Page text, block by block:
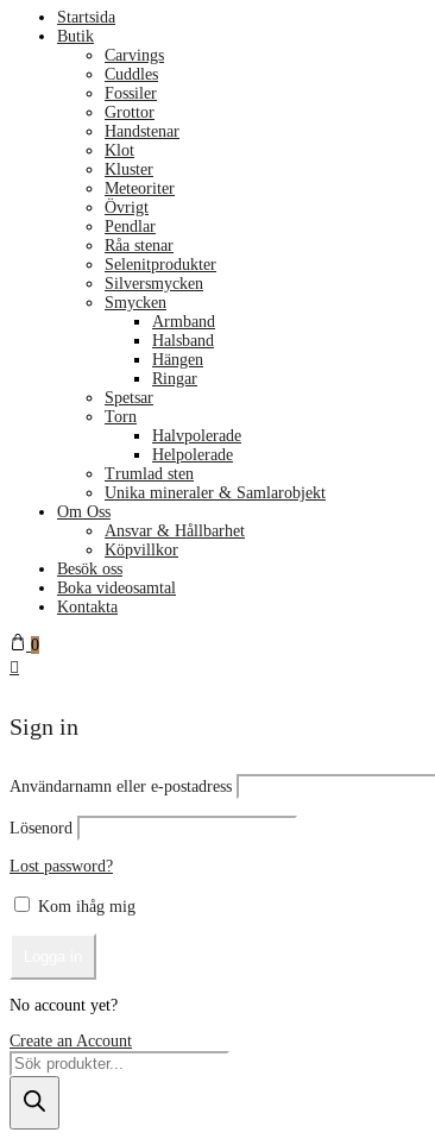
Startsida
Butik
Carvings
Cuddles
Fossiler
Grottor
Handstenar
Klot
Kluster
Meteoriter
Övrigt
Pendlar
Råa stenar
Selenitprodukter
Silversmycken
Smycken
Armband
Halsband
Hängen
Ringar
Spetsar
Torn
Halvpolerade
Helpolerade
Trumlad sten
Unika mineraler & Samlarobjekt
Om Oss
Ansvar & Hållbarhet
Köpvillkor
Besök oss
Boka videosamtal
Kontakta
0
Sign in
Användarnamn eller e-postadress
Lösenord
Lost password?
Kom ihåg mig
No account yet?
Create an Account
Products
search